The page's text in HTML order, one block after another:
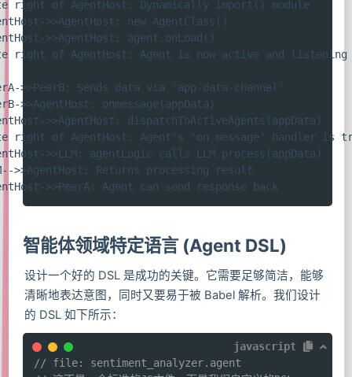
right of AgentHost: Dynamically import() module
>>AgentHost: new AgentClass()
>>AgentHost: agent.onLoad()
right of AgentHost: Agent is now active and listening
>>PeerB: Sends data via 'app-data-channel'
>>AgentHost: onmessage(appData)
>>AgentHost: dispatchToActiveAgents(appData)
right of AgentHost: Agent's 'on message' handler is
>>LLM: agentLogic calls LLM.process(appData)
>>AgentHost: Returns processing result
>>PeerA: Agent can send response back
智能体领域特定语言 (Agent DSL)
设计一个好的 DSL 是成功的关键。它需要足够简洁，能够
清晰地表达意图，同时又要易于被 Babel 解析。我们设计
的 DSL 如下所示：
javascript
// file: sentiment_analyzer.agent